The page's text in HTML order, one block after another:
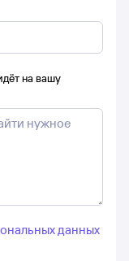
на вашу
данных